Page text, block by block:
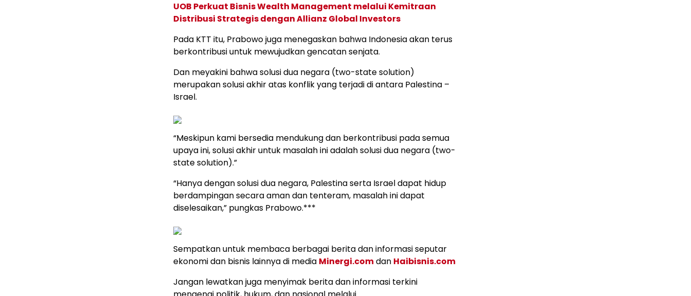
UOB Perkuat Bisnis Wealth Management melalui Kemitraan
Distribusi Strategis dengan Allianz Global Investors
Pada KTT itu, Prabowo juga menegaskan bahwa Indonesia akan terus
berkontribusi untuk mewujudkan gencatan senjata.
Dan meyakini bahwa solusi dua negara (two-state solution)
merupakan solusi akhir atas konflik yang terjadi di antara Palestina –
Israel.
“Meskipun kami bersedia mendukung dan berkontribusi pada semua
upaya ini, solusi akhir untuk masalah ini adalah solusi dua negara (two-
state solution).”
“Hanya dengan solusi dua negara, Palestina serta Israel dapat hidup
berdampingan secara aman dan tenteram, masalah ini dapat
diselesaikan,” pungkas Prabowo.***
Sempatkan untuk membaca berbagai berita dan informasi seputar
ekonomi dan bisnis lainnya di media Minergi.comdan Haibisnis.com
Jangan lewatkan juga menyimak berita dan informasi terkini